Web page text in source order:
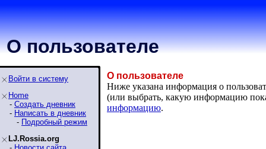
О пользователе
Войти в систему
Home
- Создать дневник
- Написать в дневник
- Подробный режим
LJ.Rossia.org
О пользователе
Ниже указана информация о
(или выбрать, какую информацию
информацию.